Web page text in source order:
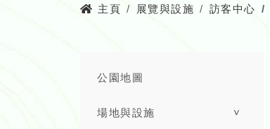
主頁 展覽與設施 訪客中心
公園地圖
場地與設施 ˅